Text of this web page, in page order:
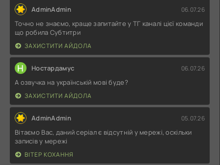
AdminAdmin 06.07.26
Точно не знаємо, краще запитайте у ТГ каналі цієї команди
що робила Субтитри
ЗАХИСТИТИ АЙДОЛА
Н Ностардамус 06.07.26
А озвучка на українській мові буде?
ЗАХИСТИТИ АЙДОЛА
AdminAdmin 05.07.26
Вітаємо Вас, даний серіал є відсутній у мережі, оскільки
записів у мережі
ВІТЕР КОХАННЯ